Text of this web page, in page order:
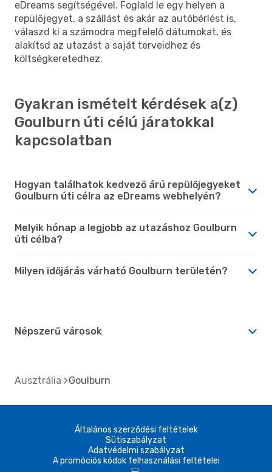
eDreams segítségével. Foglald le egy helyen a
repülőjegyet, a szállást és akár az autóbérlést is,
válaszd ki a számodra megfelelő dátumokat, és
alakítsd az utazást a saját terveidhez és
költségkeretedhez.
Gyakran ismételt kérdések a(z)
Goulburn úti célú járatokkal
kapcsolatban
Hogyan találhatok kedvező árú repülőjegyeket
Goulburn úti célra az eDreams webhelyén?
Melyik hónap a legjobb az utazáshoz Goulburn
úti célba?
Milyen időjárás várható Goulburn területén?
Népszerű városok
Ausztrália Goulburn
Általános szerződési feltételek
Sütiszabályzat
Adatvédelmi szabályzat
A promóciós kódok felhasználási feltételei